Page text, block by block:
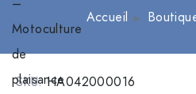
Accueil
SKU:HA042000016